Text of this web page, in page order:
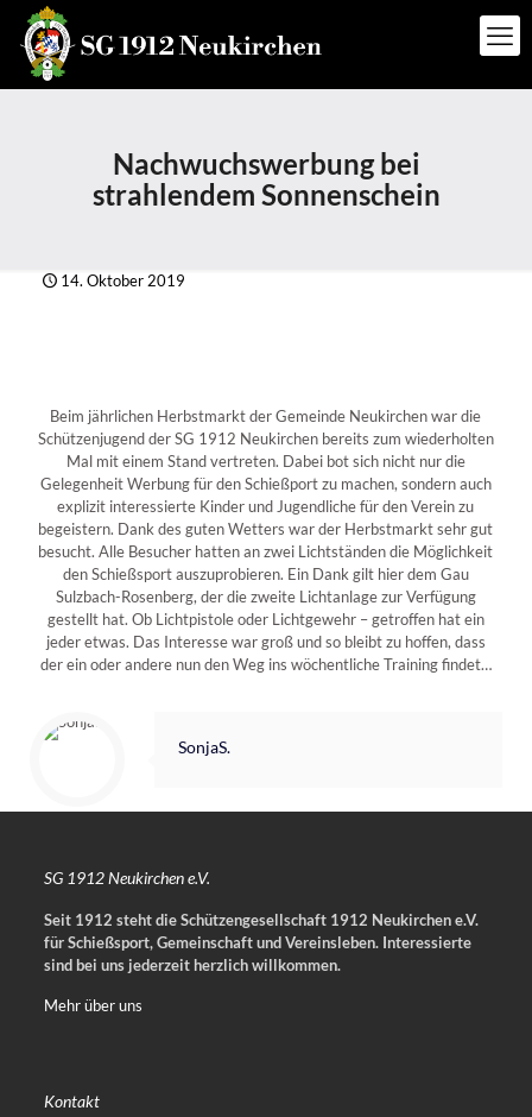
Nachwuchswerbung bei
strahlendem Sonnenschein
14. Oktober 2019
Beim jährlichen Herbstmarkt der Gemeinde Neukirchen war die
Schützenjugend der SG 1912 Neukirchen bereits zum wiederholten
Mal mit einem Stand vertreten. Dabei bot sich nicht nur die
Gelegenheit Werbung für den Schießport zu machen, sondern auch
explizit interessierte Kinder und Jugendliche für den Verein zu
begeistern. Dank des guten Wetters war der Herbstmarkt sehr gut
besucht. Alle Besucher hatten an zwei Lichtständen die Möglichkeit
den Schießsport auszuprobieren. Ein Dank gilt hier dem Gau
Sulzbach-Rosenberg, der die zweite Lichtanlage zur Verfügung
gestellt hat. Ob Lichtpistole oder Lichtgewehr – getroffen hat ein
jeder etwas. Das Interesse war groß und so bleibt zu hoffen, dass
der ein oder andere nun den Weg ins wöchentliche Training findet…
SonjaS.
SG 1912 Neukirchen e.V.
Seit 1912 steht die Schützengesellschaft 1912 Neukirchen e.V.
für Schießsport, Gemeinschaft und Vereinsleben. Interessierte
sind bei uns jederzeit herzlich willkommen.
Mehr über uns
Kontakt